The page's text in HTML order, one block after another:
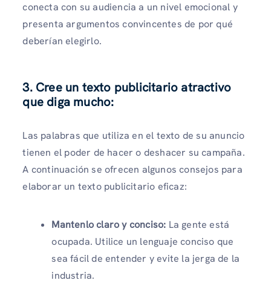
conecta con su audiencia a un nivel emocional y
presenta argumentos convincentes de por qué
deberían elegirlo.
3. Cree un texto publicitario atractivo
que diga mucho:
Las palabras que utiliza en el texto de su anuncio
tienen el poder de hacer o deshacer su campaña.
A continuación se ofrecen algunos consejos para
elaborar un texto publicitario eficaz:
Mantenlo claro y conciso: La gente está
ocupada. Utilice un lenguaje conciso que
sea fácil de entender y evite la jerga de la
industria.